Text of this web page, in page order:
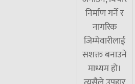
निर्माण गर्ने र
नागरिक
जिम्मेवारीलाई
सशक्त बनाउने
माध्यम हो।